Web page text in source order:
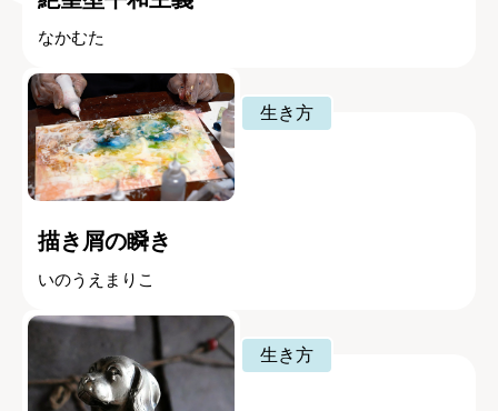
なかむた
生き方
描き屑の瞬き
いのうえまりこ
生き方